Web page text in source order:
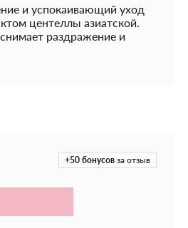
и успокаивающий уход
центеллы азиатской.
раздражение и
кожу влагой, повышает
ухода.
влагу внутри кожи.
+50 бонусов за отзыв